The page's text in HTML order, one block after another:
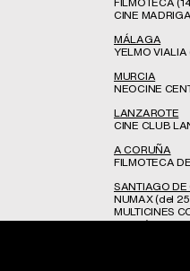
CINE
MÁLAGA
YELMO
MURCIA
NEOCINE
LANZAROTE
CINE CLUB
A CORUÑA
FILMOTECA
SANTIAGO
NUMAX (del
MULTICINES
marzo)